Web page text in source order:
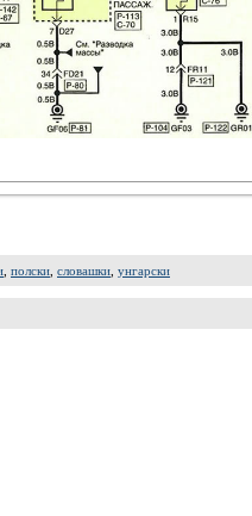
полски словашки унгарски